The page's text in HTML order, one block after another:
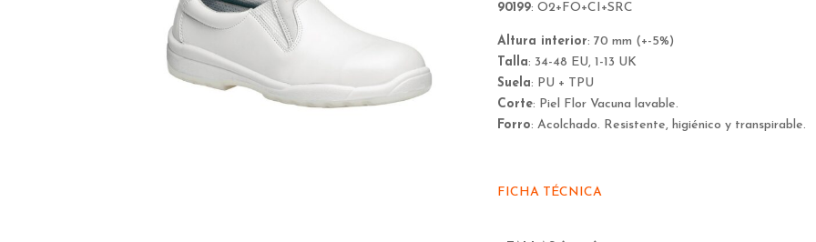
90199: O2+FO+CI+SRC
Altura interior: 70 mm (+-5%)
Talla: 34-48 EU, 1-13 UK
Suela: PU + TPU
Corte: Piel Flor Vacuna lavable.
Forro: Acolchado. Resistente, higiénico y transpirable.
FICHA TÉCNICA